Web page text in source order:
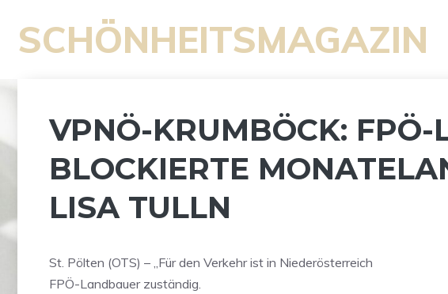
Inhalt
springen
SCHÖNHEITSMAGAZIN
VPNÖ-KRUMBÖCK: FPÖ-
BLOCKIERTE
LISA TULLN
St. Pölten (OTS) – „Für den Verkehr ist in Niederösterreich
FPÖ-Landbauer zuständig.